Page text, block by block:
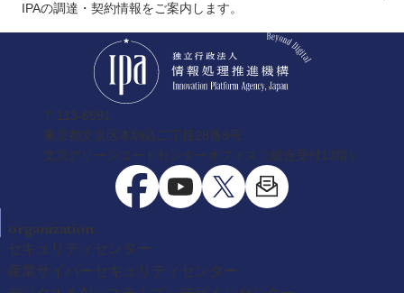
IPAの調達・契約情報をご案内します。
〒113-6591
東京都文京区本駒込二丁目28番8号
文京グリーンコートセンターオフィス（総合受付13階）
organization
セキュリティセンター
産業サイバーセキュリティセンター